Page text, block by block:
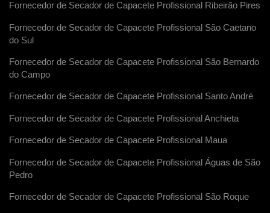
Fornecedor de Secador de Capacete Profissional Ribeirão Pires
Fornecedor de Secador de Capacete Profissional São Caetano
do Sul
Fornecedor de Secador de Capacete Profissional São Bernardo
do Campo
Fornecedor de Secador de Capacete Profissional Santo André
Fornecedor de Secador de Capacete Profissional Anchieta
Fornecedor de Secador de Capacete Profissional Maua
Fornecedor de Secador de Capacete Profissional Águas de São
Pedro
Fornecedor de Secador de Capacete Profissional São Roque